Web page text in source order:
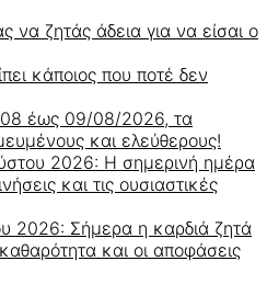
να ζητάς άδεια για να είσαι ο
κάποιος που ποτέ δεν
έως 09/08/2026, τα
και ελεύθερους!
2026: Η σημερινή ημέρα
και τις ουσιαστικές
2026: Σήμερα η καρδιά ζητά
και οι αποφάσεις